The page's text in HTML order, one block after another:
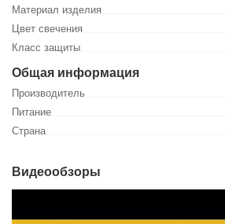
Материал изделия
Цвет свечения
Класс защиты
Общая информация
Производитель
Питание
Страна
Видеообзоры